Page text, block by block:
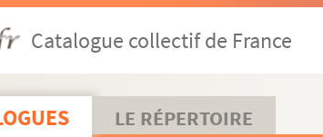
Catalogue collectif de France
LE RÉPERTOIRE
de l'Olympia
l'Arbalète
Arts
l'Athénée